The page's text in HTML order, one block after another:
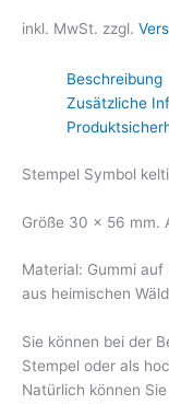
inkl. MwSt. zzgl.
Beschreibung
Zusätzliche
Stempel Symbol
Größe 30 x 56 mm.
Material: Gummi
aus heimischen
Sie können bei der
Stempel oder als
Natürlich können